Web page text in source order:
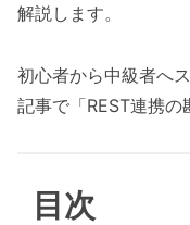
解説します。
初心者から中級者へ
記事で「REST連携の
目次